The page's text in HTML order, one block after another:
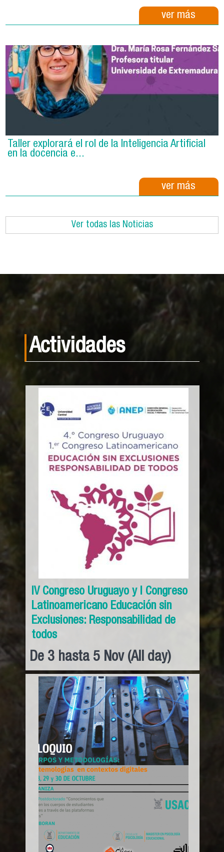
ver más
Taller explorará el rol de la Inteligencia Artificial
en la docencia e...
ver más
Ver todas las Noticias
Actividades
IV Congreso Uruguayo y I Congreso
Latinoamericano Educación sin
Exclusiones: Responsabilidad de
todos
De 3 hasta 5 Nov (All day)